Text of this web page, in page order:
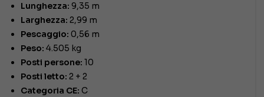
Lunghezza: 9,35 m
Larghezza: 2,99 m
Pescaggio: 0,56 m
Peso: 4.505 kg
Posti persone: 10
Posti letto: 2 + 2
Categoria CE: C